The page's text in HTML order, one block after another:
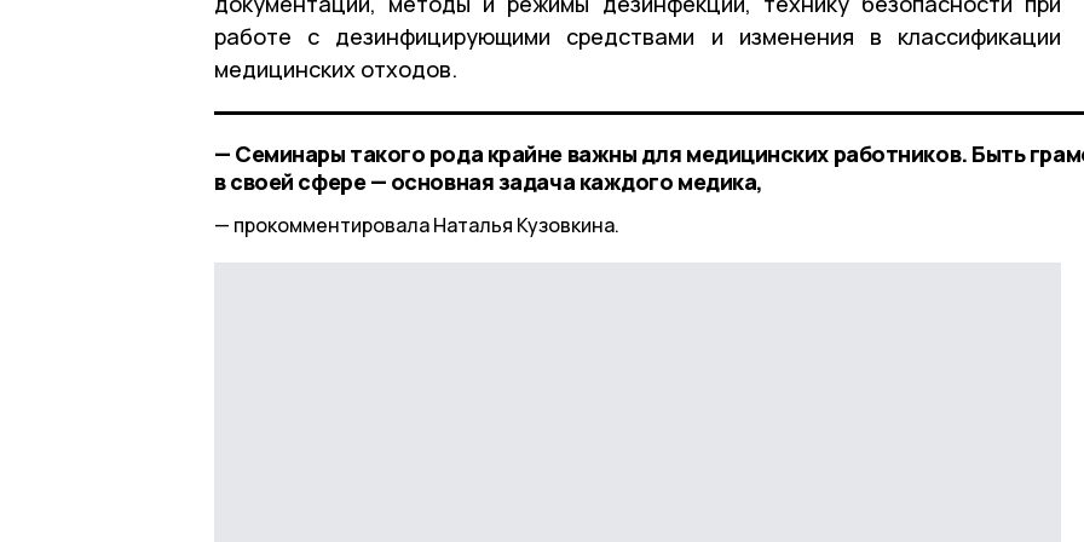
работе с дезинфицирующими средствами и изменения в классификации
медицинских отходов.
— Семинары такого рода крайне важны для медицинских работников. Быть
в своей сфере — основная задача каждого медика,
прокомментировала Наталья Кузовкина.